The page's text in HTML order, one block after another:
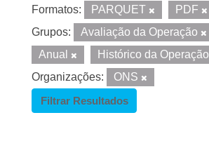
Formatos: PARQUET PDF
Grupos:
Avaliação da Operação
Anual
Histórico da Operação
Organizações:
ONS
Filtrar Resultados